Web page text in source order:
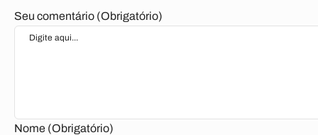
Seu comentário (Obrigatório)
Nome (Obrigatório)